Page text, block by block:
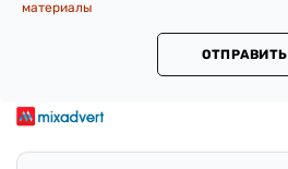
материалы
ОТПРАВИТЬ